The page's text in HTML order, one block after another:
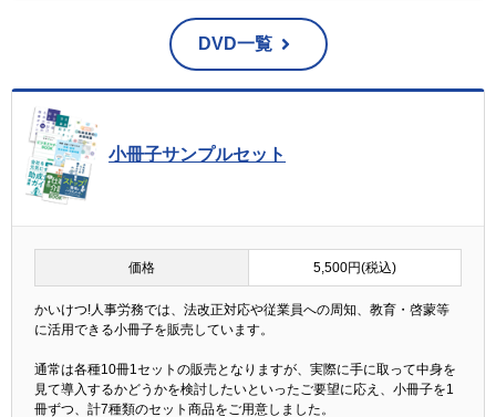
に応ずる窓口は、以下の「お問合せ先」をご覧下さ
貴殿が弊社に対して個人情報を提供することは任意と
なります。ただし、個人情報を提供されない場合に
は、商品の発送及びアフターサービスご提供にあたっ
人が容易に認識できない方法による個人情報の取得
当ウェブサイトでは、お客様のコンピューターにクッ
キーと呼ばれる情報を送る技術を利用しています。
この技術により取得した情報はお客様の利便性の向上
を目的としており、特定の個人を識別するものではあ
りません。
DVD一覧
小冊子サンプルセット
価格 5,500円(税込)
かいけつ!人事労務では、法改正対応や従業員への周知、教育・啓蒙等
に活用できる小冊子を販売しています。
通常は各種10冊1セットの販売となりますが、実際に手に取って中身を
見て導入するかどうかを検討したいといったご要望に応え、小冊子を1
冊ずつ、計7種類のセット商品をご用意しました。